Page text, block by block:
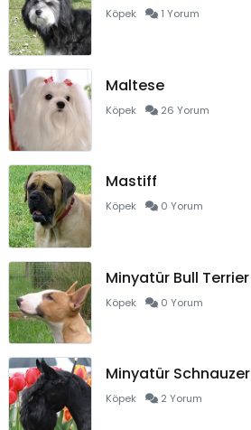
Köpek 1 Yorum
Maltese
Köpek 26 Yorum
Mastiff
Köpek 0 Yorum
Minyatür Bull Terrier
Köpek 0 Yorum
Minyatür Schnauzer
Köpek 2 Yorum